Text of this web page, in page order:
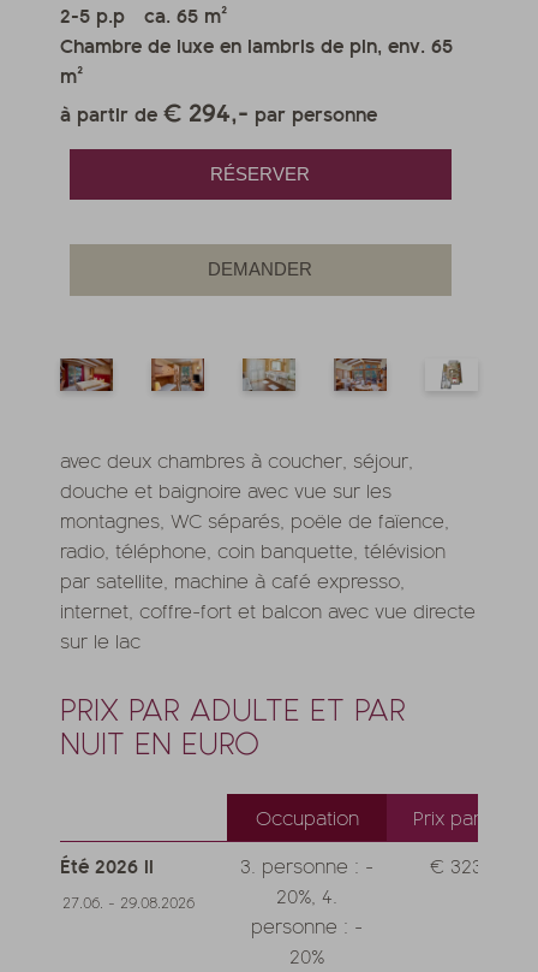
2-5 p.p
ca. 65 m²
Chambre de luxe en lambris de pin, env. 65
m²
à partir de € 294,- par personne
RÉSERVER
DEMANDER
avec deux chambres à coucher, séjour,
douche et baignoire avec vue sur les
montagnes, WC séparés, poële de faïence,
radio, téléphone, coin banquette, télévision
par satellite, machine à café expresso,
internet, coffre-fort et balcon avec vue directe
sur le lac
PRIX PAR ADULTE ET PAR
NUIT EN EURO
Occupation
Prix par jour
Été 2026 II
27.06. - 29.08.2026
3. personne : -
20%, 4.
personne : -
20%
€ 323,--